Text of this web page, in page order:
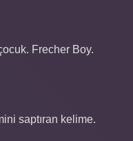
Frecher Boy.
saptıran kelime.